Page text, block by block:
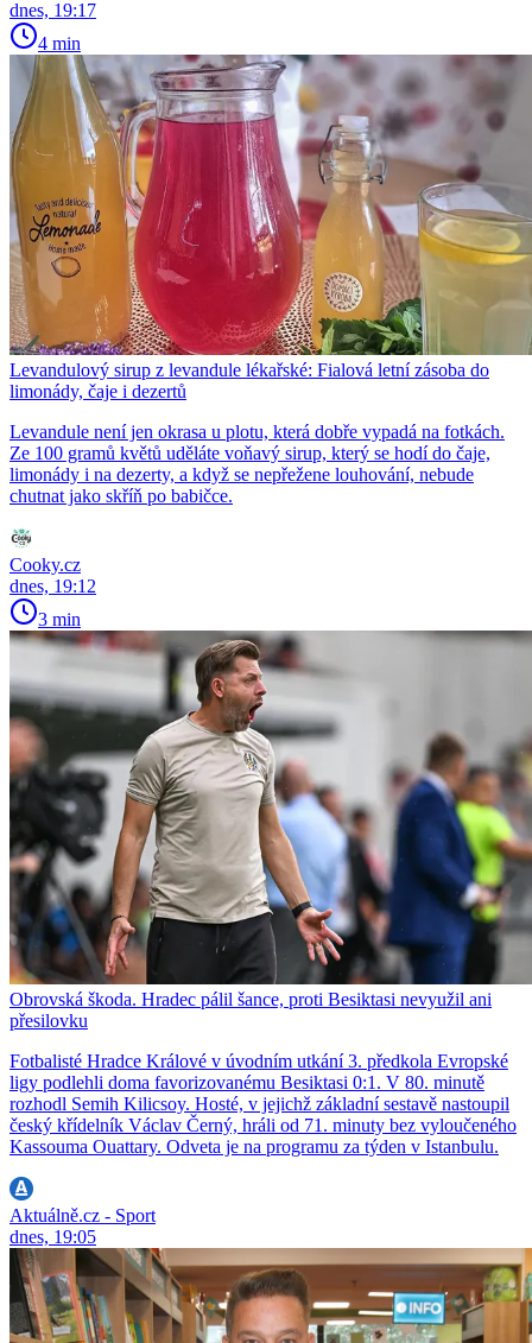
dnes, 19:17
4 min
Levandulový sirup z levandule lékařské: Fialová letní zásoba do
limonády, čaje i dezertů
Levandule není jen okrasa u plotu, která dobře vypadá na fotkách.
Ze 100 gramů květů uděláte voňavý sirup, který se hodí do čaje,
limonády i na dezerty, a když se nepřežene louhování, nebude
chutnat jako skříň po babičce.
Cooky.cz
dnes, 19:12
3 min
Obrovská škoda. Hradec pálil šance, proti Besiktasi nevyužil ani
přesilovku
Fotbalisté Hradce Králové v úvodním utkání 3. předkola Evropské
ligy podlehli doma favorizovanému Besiktasi 0:1. V 80. minutě
rozhodl Semih Kilicsoy. Hosté, v jejichž základní sestavě nastoupil
český křídelník Václav Černý, hráli od 71. minuty bez vyloučeného
Kassouma Ouattary. Odveta je na programu za týden v Istanbulu.
Aktuálně.cz - Sport
dnes, 19:05